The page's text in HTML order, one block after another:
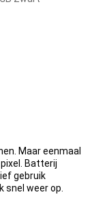
Maar eenmaal
Batterij
gebruik
snel weer op.